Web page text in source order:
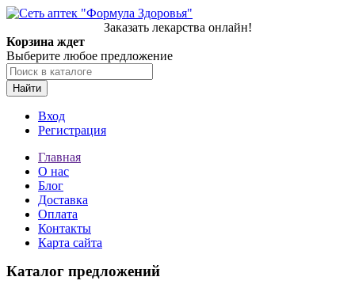
Заказать лекарства онлайн!
Корзина ждет
Выберите любое предложение
Найти
Вход
Регистрация
Главная
О нас
Блог
Доставка
Оплата
Контакты
Карта сайта
Каталог предложений